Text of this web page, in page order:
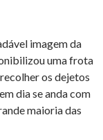
imagem da
uma frota
os dejetos
dia se anda com
maioria das